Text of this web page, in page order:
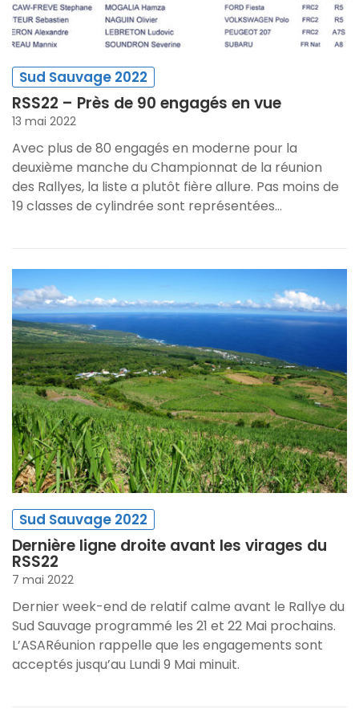
Sud Sauvage 2022
RSS22 – Près de 90 engagés en vue
13 mai 2022
Avec plus de 80 engagés en moderne pour la
deuxième manche du Championnat de la réunion
des Rallyes, la liste a plutôt fière allure. Pas moins de
19 classes de cylindrée sont représentées…
Sud Sauvage 2022
Dernière ligne droite avant les virages du
RSS22
7 mai 2022
Dernier week-end de relatif calme avant le Rallye du
Sud Sauvage programmé les 21 et 22 Mai prochains.
L’ASARéunion rappelle que les engagements sont
acceptés jusqu’au Lundi 9 Mai minuit.